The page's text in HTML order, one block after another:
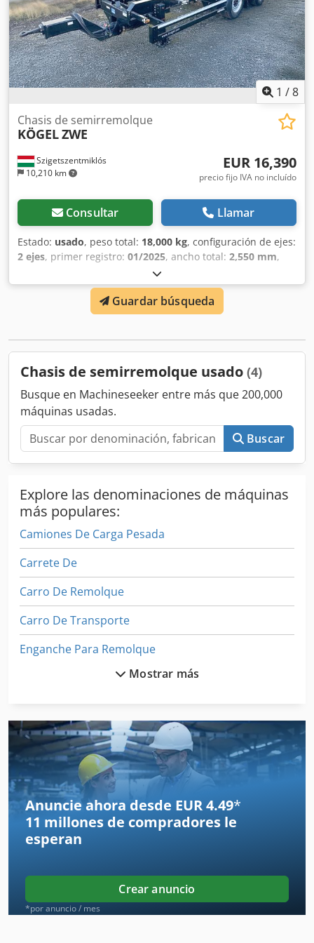
1 /8
Szigetszentmiklós
10,210 km
Chasis de semirremolque
KÖGELZWE
EUR 16,390
precio fijo IVA no incluído
Consultar Llamar
Estado: usado, peso total: 18,000 kg, configuración de ejes:
2 ejes, primer registro: 01/2025, ancho total: 2,550 mm,
, Equipamiento:
rueda 385/55 R 22.5 - Ejes SAF - Barra de tiro superior -
Altura de enganche ajustable 760-860 mm - Barra de tiro
de longitud ajustable - Diámetro del pasador de barra de
total 9.050 mm - TPMS, sistema de monitoreo de presión
Crodpfxjxdgk Uo Ahqef Vehículo nuevo, sin matricular. Año
de fabricación: 2024. El vehículo se puede recoger en
Szigetszentmiklós, Hungría. Para consultas: Gábor NAGY,
móvil:
Guardar búsqueda
Chasis de semirremolque usado (4)
Busque en Machineseeker entre más que 200,000
máquinas usadas.
Buscar
Explore las denominaciones de máquinas
más populares:
Camiones De Carga Pesada
Carrete De
Carro De Remolque
Carro De Transporte
Enganche Para Remolque
Excavadoras De Ruedas
Plantas De Semillero
Remolque Cama Baja
Remolque De Eje Tándem Remolque Carga 7650 Kg
Remolque De Servicio Pesado
Remolque Para
Remolque Plataforma
Remolque Vehiculo
Mostrar más
Anuncie ahora desde EUR 4.49*
11 millones de compradores le
esperan
Crear anuncio
*por anuncio / mes